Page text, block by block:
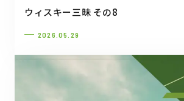
ウィスキー三昧 その8
2026.05.29